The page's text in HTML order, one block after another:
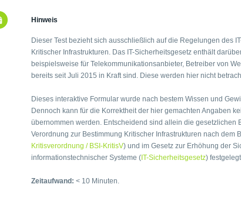
Hinweis
Dieser Test bezieht sich ausschließlich auf die Regelungen des
Kritischer Infrastrukturen. Das IT-Sicherheitsgesetz enthält
beispielsweise für Telekommunikationsanbieter, Betreiber von
bereits seit Juli 2015 in Kraft sind. Diese werden hier nicht
Dieses interaktive Formular wurde nach bestem Wissen und
Dennoch kann für die Korrektheit der hier gemachten Angaben
übernommen werden. Entscheidend sind allein die gesetzlichen
Verordnung zur Bestimmung Kritischer Infrastrukturen nach dem
Kritisverordnung / BSI-KritisV) und im Gesetz zur Erhöhung der
informationstechnischer Systeme ( IT-Sicherheitsgesetz)
Zeitaufwand: < 10 Minuten.